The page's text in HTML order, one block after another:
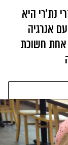
נת׳רי היא
אנרגיה
אחת חשוכת